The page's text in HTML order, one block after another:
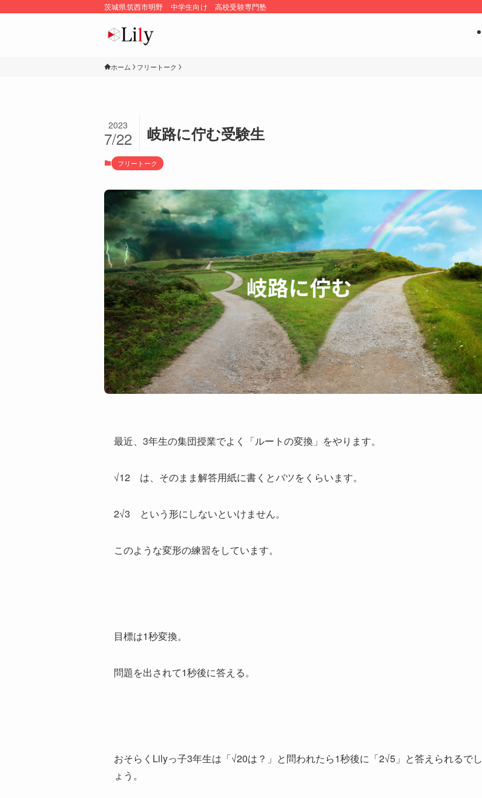
茨城県筑西市明野 中学生向け 高校受験専門塾
ホーム フリートーク
岐路に佇む受験生
2023
7/22
フリートーク
最近、3年生の集団授業でよく「ルートの変換」をやります。
√12 は、そのまま解答用紙に書くとバツをくらいます。
2√3 という形にしないといけません。
このような変形の練習をしています。
目標は1秒変換。
問題を出されて1秒後に答える。
おそらくLilyっ子3年生は「√20は？」と問われたら1秒後に「2√5」と答えられるでし
ょう。